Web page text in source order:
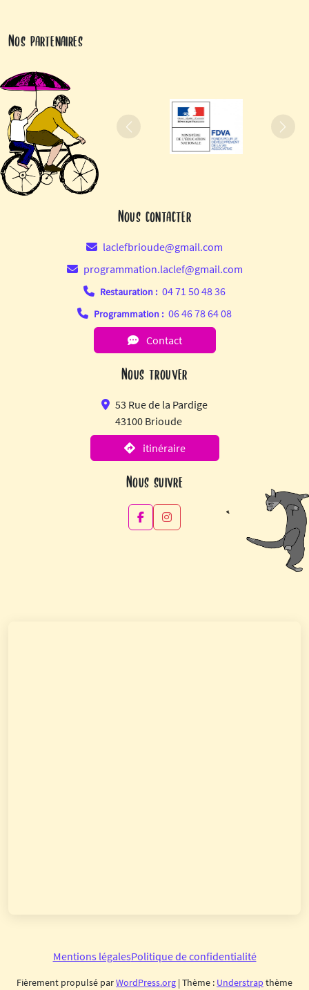
Nos partenaires
Précédent
Nous contacter
laclefbrioude@gmail.com
programmation.laclef@gmail.com
Restauration : 04 71 50 48 36
Programmation : 06 46 78 64 08
Contact
Nous trouver
53 Rue de la Pardige
43100 Brioude
itinéraire
Nous suivre
Mentions légalesPolitique de confidentialité
Fièrement propulsé parWordPress.org | Thème : Understrap thème